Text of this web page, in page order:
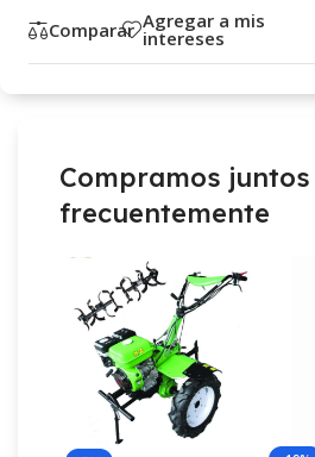
Comparar Agregar a mis
intereses
Compramos juntos
frecuentemente